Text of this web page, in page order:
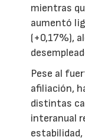
mientras
aumentó
(+0,17%),
Pese al
afiliación,
distintas
interanual